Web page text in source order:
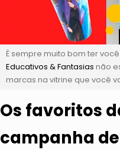
É sempre muito bom ter
Educativos & Fantasias não
marcas na vitrine que você
Os favoritos
campanha